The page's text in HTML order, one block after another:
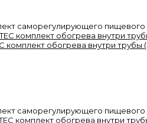
саморегулирующего пищевого
комплект обогрева внутри трубы
саморегулирующего пищевого